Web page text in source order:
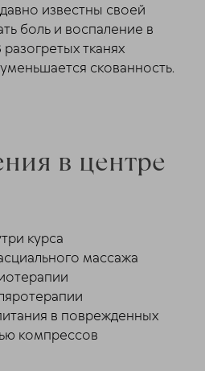
давно известны своей
боль и воспаление в
тканях
скованность.
в центре
курса
массажа
в поврежденных
компрессов